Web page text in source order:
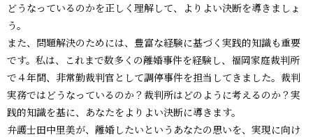
どうなっているのかを正しく理解して、よりよい決断を導きましょ
う。
また、問題解決のためには、豊富な経験に基づく実践的知識も重要
です。私は、これまで数多くの離婚事件を経験し、福岡家庭裁判所
で４年間、非常勤裁判官として調停事件を担当してきました。裁判
実務ではどうなっているのか？裁判所はどのように考えるのか？実
践的知識を基に、あなたをよりよい決断に導きます。
弁護士田中里美が、離婚したいというあなたの思いを、実現に向け